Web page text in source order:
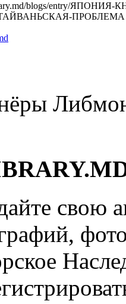
blogs/entry/ЯПОНИЯ-
ПРОБЛЕМА
свою